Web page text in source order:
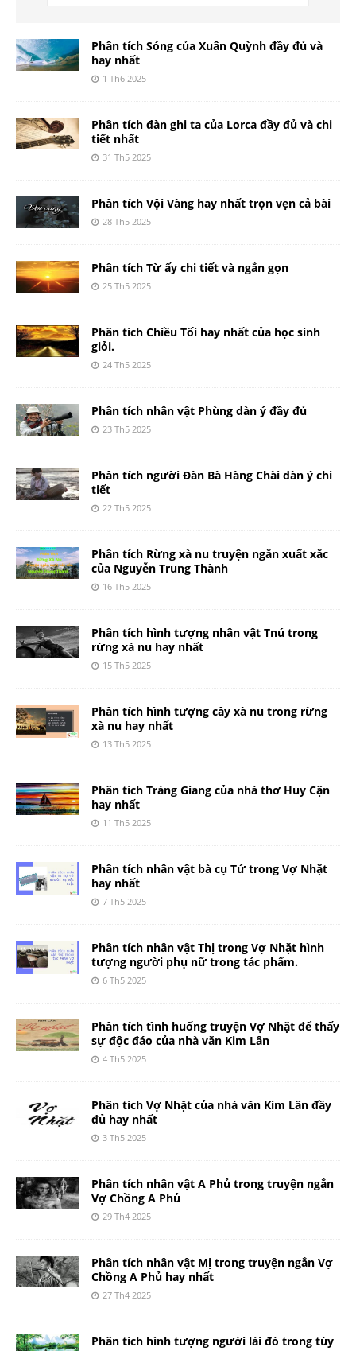
Phân tích Sóng của Xuân Quỳnh đầy đủ và
hay nhất
1 Th6 2025
Phân tích đàn ghi ta của Lorca đầy đủ và chi
tiết nhất
31 Th5 2025
Phân tích Vội Vàng hay nhất trọn vẹn cả bài
28 Th5 2025
Phân tích Từ ấy chi tiết và ngắn gọn
25 Th5 2025
Phân tích Chiều Tối hay nhất của học sinh
giỏi.
24 Th5 2025
Phân tích nhân vật Phùng dàn ý đầy đủ
23 Th5 2025
Phân tích người Đàn Bà Hàng Chài dàn ý chi
tiết
22 Th5 2025
Phân tích Rừng xà nu truyện ngắn xuất xắc
của Nguyễn Trung Thành
16 Th5 2025
Phân tích hình tượng nhân vật Tnú trong
rừng xà nu hay nhất
15 Th5 2025
Phân tích hình tượng cây xà nu trong rừng
xà nu hay nhất
13 Th5 2025
Phân tích Tràng Giang của nhà thơ Huy Cận
hay nhất
11 Th5 2025
Phân tích nhân vật bà cụ Tứ trong Vợ Nhặt
hay nhất
7 Th5 2025
Phân tích nhân vật Thị trong Vợ Nhặt hình
tượng người phụ nữ trong tác phẩm.
6 Th5 2025
Phân tích tình huống truyện Vợ Nhặt để thấy
sự độc đáo của nhà văn Kim Lân
4 Th5 2025
Phân tích Vợ Nhặt của nhà văn Kim Lân đầy
đủ hay nhất
3 Th5 2025
Phân tích nhân vật A Phủ trong truyện ngắn
Vợ Chồng A Phủ
29 Th4 2025
Phân tích nhân vật Mị trong truyện ngắn Vợ
Chồng A Phủ hay nhất
27 Th4 2025
Phân tích hình tượng người lái đò trong tùy